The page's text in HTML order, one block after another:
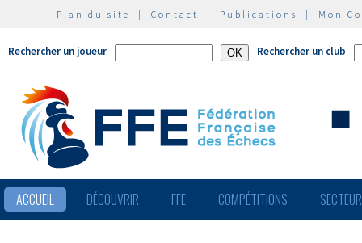
Plan du site | Contact | Publications | Mon
Rechercher un joueur Rechercher un club
ACCUEIL DÉCOUVRIR FFE COMPÉTITIONS